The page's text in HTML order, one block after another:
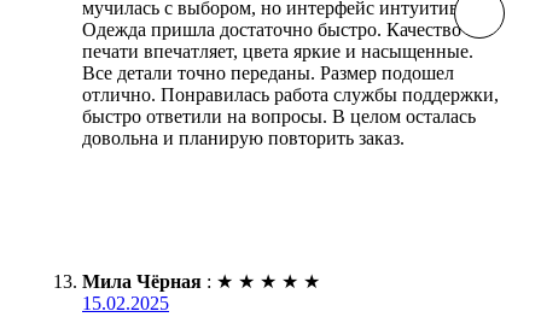
мучилась с выбором, но интерфейс интуитивный.
Одежда пришла достаточно быстро. Качество
печати впечатляет, цвета яркие и насыщенные.
Все детали точно переданы. Размер подошел
отлично. Понравилась работа службы поддержки,
быстро ответили на вопросы. В целом осталась
довольна и планирую повторить заказ.
Мила Чёрная : ★ ★ ★ ★ ★
15.02.2025